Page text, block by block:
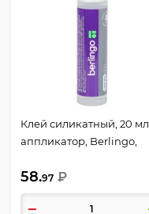
Клей силикатный, 20 мл,
аппликатор, Berlingo,
58.97 ₽